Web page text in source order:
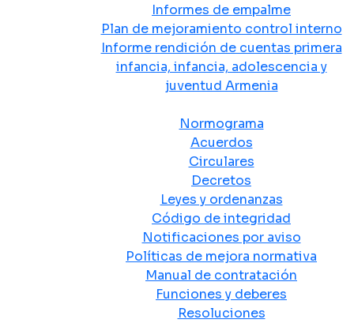
Informes de empalme
Plan de mejoramiento control interno
Informe rendición de cuentas primera
infancia, infancia, adolescencia y
juventud Armenia
Normograma
Acuerdos
Circulares
Decretos
Leyes y ordenanzas
Código de integridad
Notificaciones por aviso
Políticas de mejora normativa
Manual de contratación
Funciones y deberes
Resoluciones